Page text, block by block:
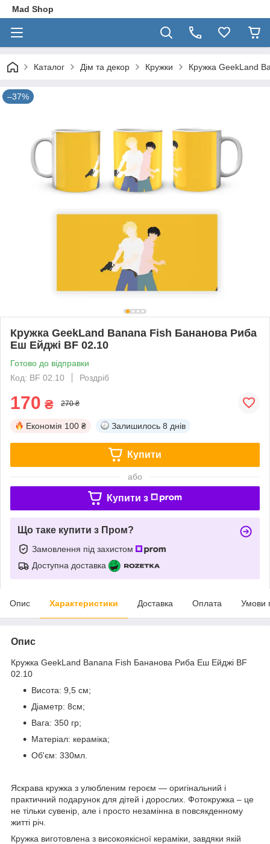
Mad Shop
Каталог Дім та декор Кружки Кружка GeekLand
–37%
Кружка GeekLand Banana Fish Бананова Риба
Еш Ейджі BF 02.10
Готово до відправки
Код: BF 02.10
Роздріб
170 ₴ 270 ₴
Економія 100 ₴ Залишилось 8 днів
Купити
або
Купити з
Що таке купити з Пром?
Замовлення під захистом
Доступна доставка
Опис Характеристики Доставка Оплата Умови
Опис
Кружка GeekLand Banana Fish Бананова Риба Еш Ейджі BF
02.10
Висота: 9,5 см;
Діаметр: 8см;
Вага: 350 гр;
Матеріал: кераміка;
Об'єм: 330мл.
Яскрава кружка з улюбленим героєм ― оригінальний і
практичний подарунок для дітей і дорослих. Фотокружка – це
не тільки сувенір, але і просто незамінна в повсякденному
житті річ.
Кружка виготовлена з високоякісної кераміки, завдяки якій